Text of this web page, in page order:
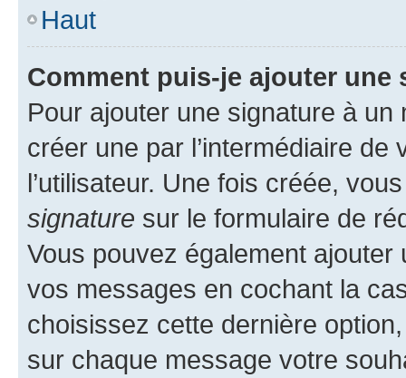
Haut
Comment puis-je ajouter une
Pour ajouter une signature à un
créer une par l’intermédiaire
l’utilisateur. Une fois créée,
signature sur le formulaire de
Vous pouvez également
vos messages en cochant la
choisissez cette dernière
sur chaque message votre